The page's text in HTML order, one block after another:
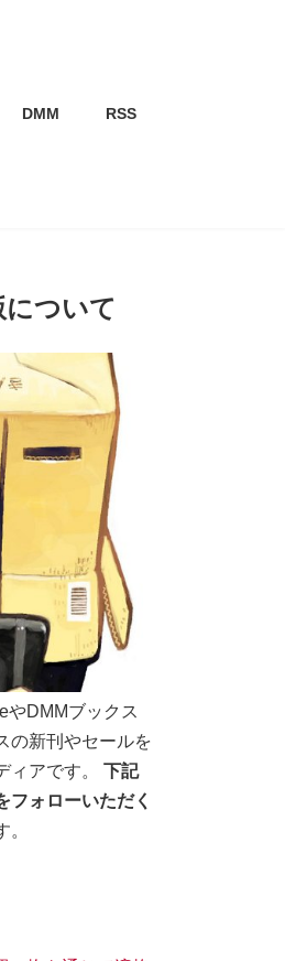
DMM RSS
ついて
やDMMブックス
の新刊やセールを
ィアです。下記
フォローいただく
。